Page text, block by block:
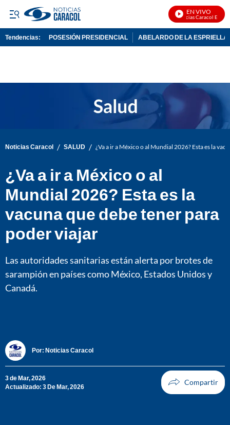
EN VIVO
Noticias Caracol En Vivo
Tendencias: POSESIÓN PRESIDENCIAL ABELARDO DE LA ESPRIELLA
Noticias Caracol / SALUD / ¿Va a ir a México o al Mundial 2026? Esta es la
¿Va a ir a México o al
Mundial 2026? Esta es la
vacuna que debe tener para
poder viajar
Las autoridades sanitarias están alerta por brotes de
sarampión en países como México, Estados Unidos y
Canadá.
Por: Noticias Caracol
3 de Mar, 2026
Actualizado: 3 De Mar, 2026